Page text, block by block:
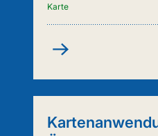
Karte
Kartenanwendung
Schutzgebiete
in